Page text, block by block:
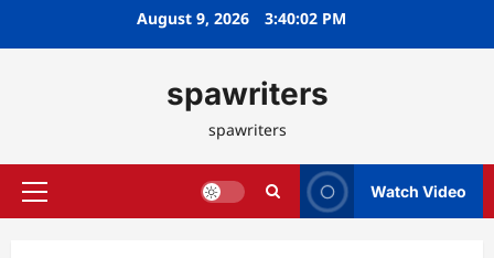
August 9, 2026 3:40:02 PM
spawriters
spawriters
Primary
Watch Video